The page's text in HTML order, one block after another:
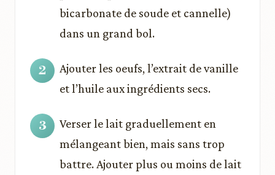
bicarbonate de soude et cannelle)
dans un grand bol.
Ajouter les oeufs, l’extrait de vanille
et l’huile aux ingrédients secs.
Verser le lait graduellement en
mélangeant bien, mais sans trop
battre. Ajouter plus ou moins de lait